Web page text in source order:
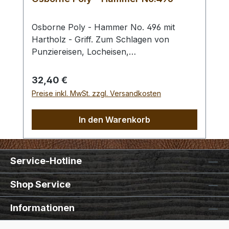
Osborne Poly - Hammer No. 496 mit
Hartholz - Griff. Zum Schlagen von
Punziereisen, Locheisen,
Schlagfläche. Wenig Rückschlag durch
schlagabsorbierenden Poly -
Hammerkopf. 240 gr Gesamtgewicht /
Regulärer Preis:
32,40 €
Preise inkl. MwSt. zzgl. Versandkosten
In den Warenkorb
Service-Hotline
Shop Service
Informationen